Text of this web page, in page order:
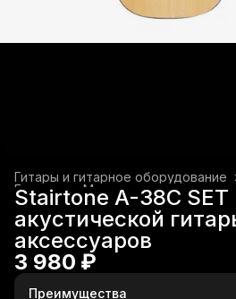
Гитары и гитарное оборудование
Музыкальные
Главная
Stairtone A-38C
акустической
аксессуаров
3 980 ₽
Преимущества